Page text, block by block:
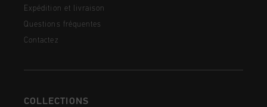
Expédition et livraison
Questions fréquentes
Contactez
COLLECTIONS